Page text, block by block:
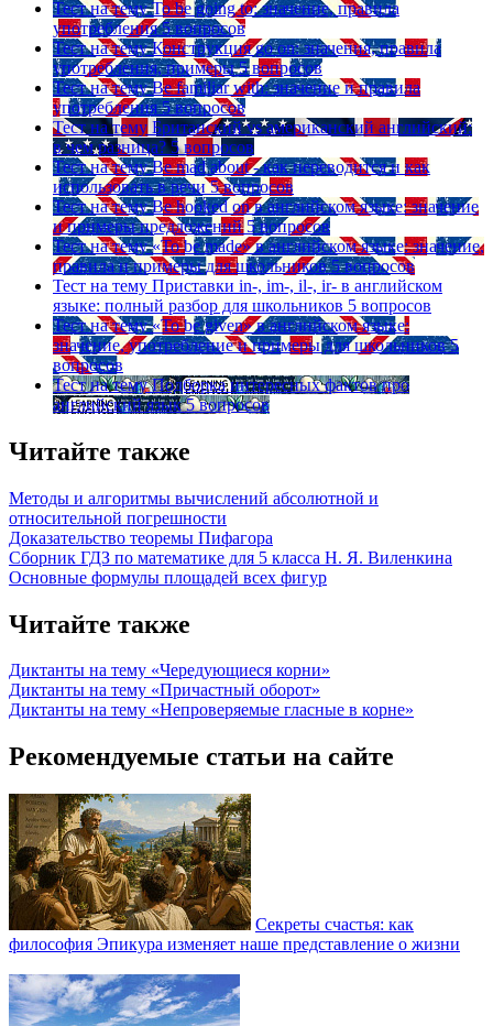
Тест на тему To be going to: значение, правила
употребления 5 вопросов
Тест на тему Конструкция go on: значения, правила
употребления, примеры 5 вопросов
Тест на тему Be familiar with: значение и правила
употребления 5 вопросов
Тест на тему Британский vs американский английский:
в чем разница? 5 вопросов
Тест на тему Be mad about - как переводится и как
использовать в речи 5 вопросов
Тест на тему Be hooked on в английском языке: значение
и примеры предложений 5 вопросов
Тест на тему «To be made» в английском языке: значение,
правила и примеры для школьников 5 вопросов
Тест на тему Приставки in-, im-, il-, ir- в английском
языке: полный разбор для школьников 5 вопросов
Тест на тему «To be given» в английском языке:
значение, употребление и примеры для школьников 5
вопросов
Тест на тему Подборка интересных фактов про
английский язык 5 вопросов
Читайте также
Методы и алгоритмы вычислений абсолютной и
относительной погрешности
Доказательство теоремы Пифагора
Сборник ГДЗ по математике для 5 класса Н. Я. Виленкина
Основные формулы площадей всех фигур
Читайте также
Диктанты на тему «Чередующиеся корни»
Диктанты на тему «Причастный оборот»
Диктанты на тему «Непроверяемые гласные в корне»
Рекомендуемые статьи на сайте
Секреты счастья: как
философия Эпикура изменяет наше представление о жизни